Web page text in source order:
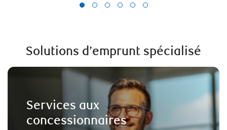
Solutions d’emprunt spécialisé
Services aux
concessionnaires